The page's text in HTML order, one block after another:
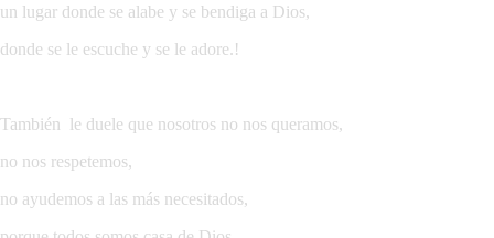
un lugar donde se alabe y se bendiga a Dios,
donde se le escuche y se le adore.!
También le duele que nosotros no nos queramos,
no nos respetemos,
no ayudemos a las más necesitados,